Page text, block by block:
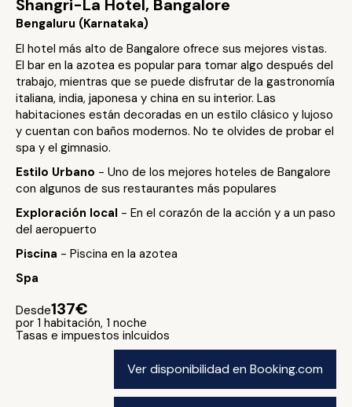
Shangri-La Hotel, Bangalore
Bengaluru (Karnataka)
El hotel más alto de Bangalore ofrece sus mejores vistas.
El bar en la azotea es popular para tomar algo después del
trabajo, mientras que se puede disfrutar de la gastronomía
italiana, india, japonesa y china en su interior. Las
habitaciones están decoradas en un estilo clásico y lujoso
y cuentan con baños modernos. No te olvides de probar el
spa y el gimnasio.
Estilo Urbano - Uno de los mejores hoteles de Bangalore
con algunos de sus restaurantes más populares
Exploración local - En el corazón de la acción y a un paso
del aeropuerto
Piscina - Piscina en la azotea
Spa
Desde137€
por 1 habitación, 1 noche
Tasas e impuestos inlcuidos
Ver disponibilidad en Booking.com